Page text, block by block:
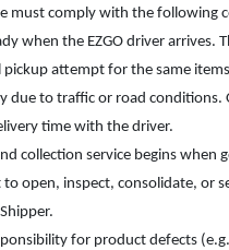
must comply with the following
when the EZGO driver
pickup attempt for the same
due to traffic or road conditions.
time with the driver.
collection service begins
to open, inspect, consolidate,
for product defects